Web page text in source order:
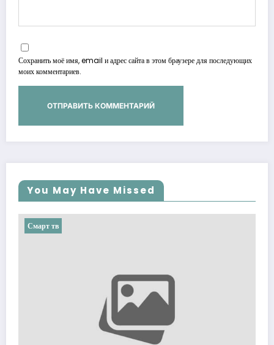
Сохранить моё имя, email и адрес сайта в этом браузере для последующих
моих комментариев.
You May Have Missed
Смарт тв